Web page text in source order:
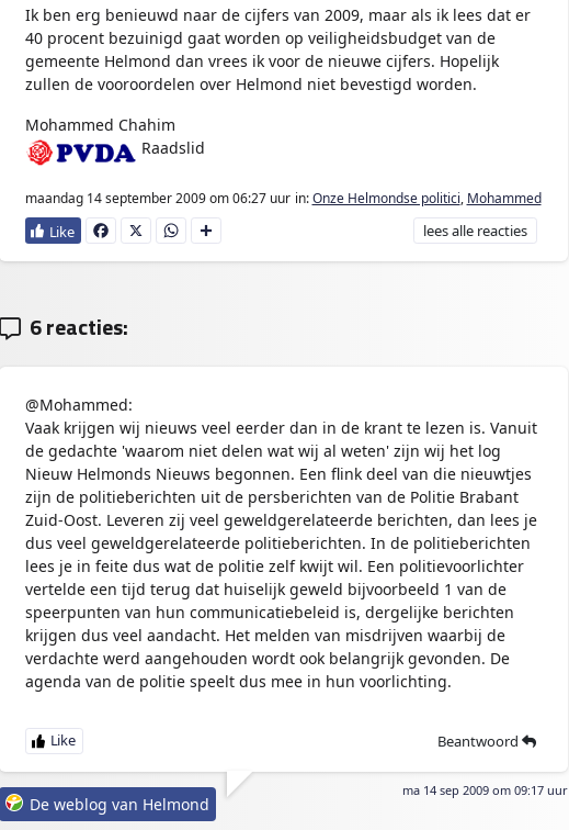
Ik ben erg benieuwd naar de cijfers van 2009, maar als ik lees dat er
40 procent bezuinigd gaat worden op veiligheidsbudget van de
gemeente Helmond dan vrees ik voor de nieuwe cijfers. Hopelijk
zullen de vooroordelen over Helmond niet bevestigd worden.
Mohammed Chahim
Raadslid
maandag 14 september 2009om 06:27 uur in:Onze Helmondse politici, Mohammed
Fa
ce
X
W
ha
D
e
leesalle reacties
6 reacties:
@Mohammed:
Vaak krijgen wij nieuws veel eerder dan in de krant te lezen is. Vanuit
de gedachte 'waarom niet delen wat wij al weten' zijn wij het log
Nieuw Helmonds Nieuws begonnen. Een flink deel van die nieuwtjes
zijn de politieberichten uit de persberichten van de Politie Brabant
Zuid-Oost. Leveren zij veel geweldgerelateerde berichten, dan lees je
dus veel geweldgerelateerde politieberichten. In de politieberichten
lees je in feite dus wat de politie zelf kwijt wil. Een politievoorlichter
vertelde een tijd terug dat huiselijk geweld bijvoorbeeld 1 van de
speerpunten van hun communicatiebeleid is, dergelijke berichten
krijgen dus veel aandacht. Het melden van misdrijven waarbij de
verdachte werd aangehouden wordt ook belangrijk gevonden. De
agenda van de politie speelt dus mee in hun voorlichting.
Beantwoord
ma 14 sep 2009 om 09:17 uur
De weblog van Helmond